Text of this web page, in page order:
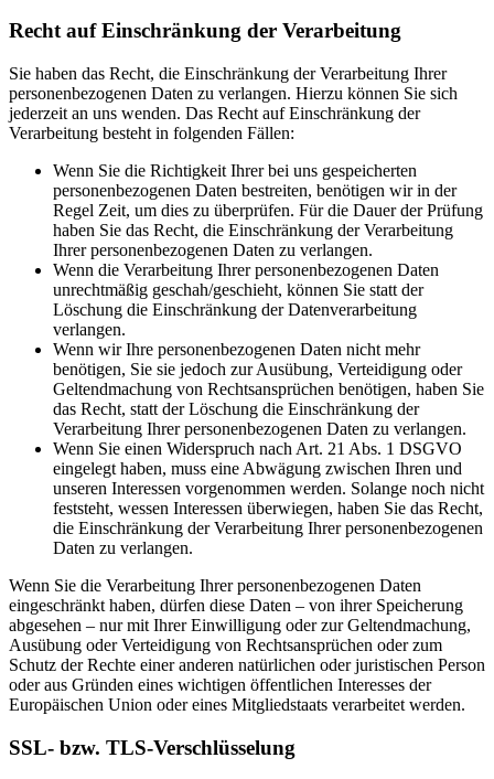
Recht auf Einschränkung der Verarbeitung
Sie haben das Recht, die Einschränkung der Verarbeitung Ihrer
personenbezogenen Daten zu verlangen. Hierzu können Sie sich
jederzeit an uns wenden. Das Recht auf Einschränkung der
Verarbeitung besteht in folgenden Fällen:
Wenn Sie die Richtigkeit Ihrer bei uns gespeicherten
personenbezogenen Daten bestreiten, benötigen wir in der
Regel Zeit, um dies zu überprüfen. Für die Dauer der Prüfung
haben Sie das Recht, die Einschränkung der Verarbeitung
Ihrer personenbezogenen Daten zu verlangen.
Wenn die Verarbeitung Ihrer personenbezogenen Daten
unrechtmäßig geschah/geschieht, können Sie statt der
Löschung die Einschränkung der Datenverarbeitung
verlangen.
Wenn wir Ihre personenbezogenen Daten nicht mehr
benötigen, Sie sie jedoch zur Ausübung, Verteidigung oder
Geltendmachung von Rechtsansprüchen benötigen, haben Sie
das Recht, statt der Löschung die Einschränkung der
Verarbeitung Ihrer personenbezogenen Daten zu verlangen.
Wenn Sie einen Widerspruch nach Art. 21 Abs. 1 DSGVO
eingelegt haben, muss eine Abwägung zwischen Ihren und
unseren Interessen vorgenommen werden. Solange noch nicht
feststeht, wessen Interessen überwiegen, haben Sie das Recht,
die Einschränkung der Verarbeitung Ihrer personenbezogenen
Daten zu verlangen.
Wenn Sie die Verarbeitung Ihrer personenbezogenen Daten
eingeschränkt haben, dürfen diese Daten – von ihrer Speicherung
abgesehen – nur mit Ihrer Einwilligung oder zur Geltendmachung,
Ausübung oder Verteidigung von Rechtsansprüchen oder zum
Schutz der Rechte einer anderen natürlichen oder juristischen Person
oder aus Gründen eines wichtigen öffentlichen Interesses der
Europäischen Union oder eines Mitgliedstaats verarbeitet werden.
SSL- bzw. TLS-Verschlüsselung